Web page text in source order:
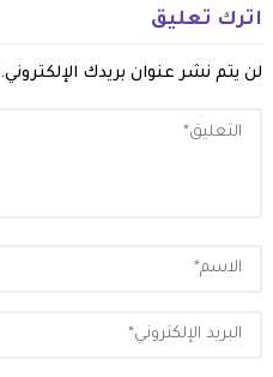
اترك تعليق
لن يتم نشر عنوان بريدك الإلكتروني.